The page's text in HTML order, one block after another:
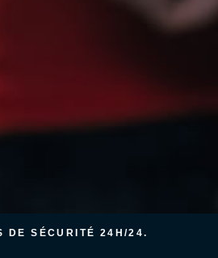
DE SÉCURITÉ 24H/24.